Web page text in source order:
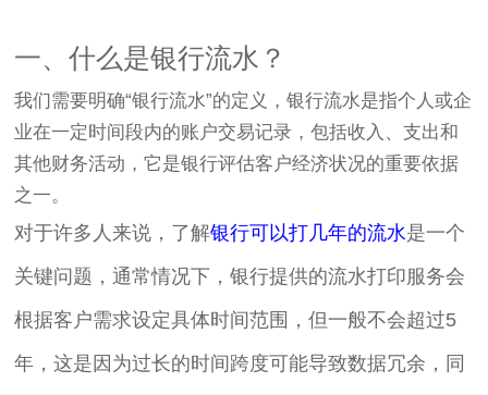
一、什么是银行流水？
我们需要明确“银行流水”的定义，银行流水是指个人或企
业在一定时间段内的账户交易记录，包括收入、支出和
其他财务活动，它是银行评估客户经济状况的重要依据
之一。
对于许多人来说，了解银行可以打几年的流水是一个
关键问题，通常情况下，银行提供的流水打印服务会
根据客户需求设定具体时间范围，但一般不会超过5
年，这是因为过长的时间跨度可能导致数据冗余，同